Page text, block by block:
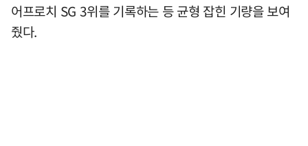
어프로치 SG 3위를 기록하는 등 균형 잡힌 기량을 보여
줬다.